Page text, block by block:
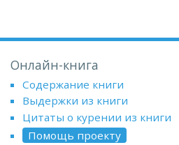
Онлайн-книга
Содержание книги
Выдержки из книги
Цитаты о курении из книги
Помощь проекту